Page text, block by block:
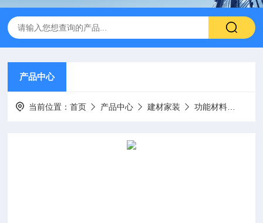
产品中心
当前位置：首页 产品中心 建材家装 功能材料